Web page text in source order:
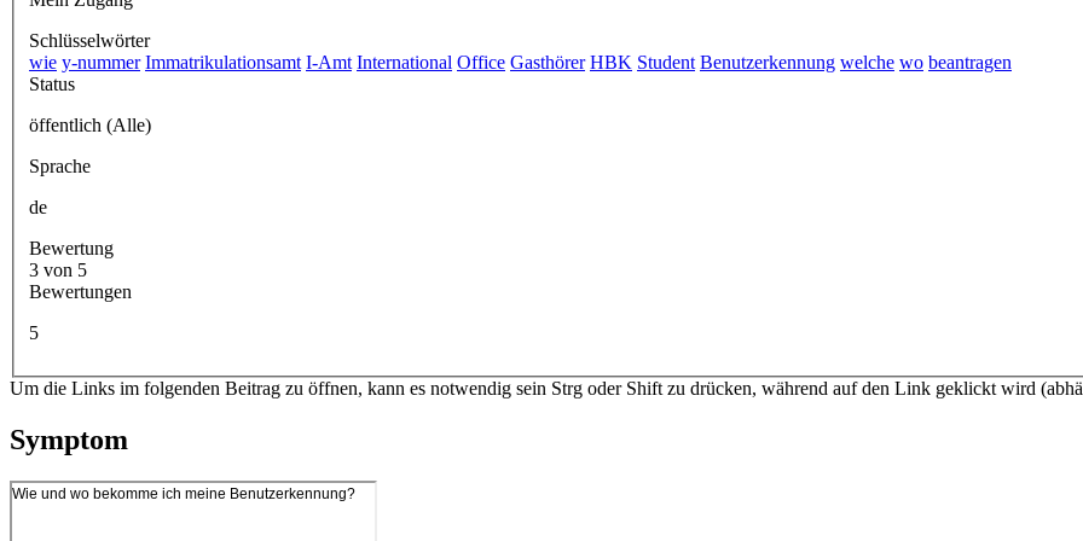
Schlüsselwörter
wie y-nummer Immatrikulationsamt I-Amt International Office Gasthörer HBK Student Benutzerkennung welche wo beantragen
Status
öffentlich (Alle)
Sprache
de
Bewertung
3 von 5
Bewertungen
5
Um die Links im folgenden Beitrag zu öffnen, kann es notwendig sein Strg oder Shift zu drücken, während auf den Link geklickt wird
Symptom